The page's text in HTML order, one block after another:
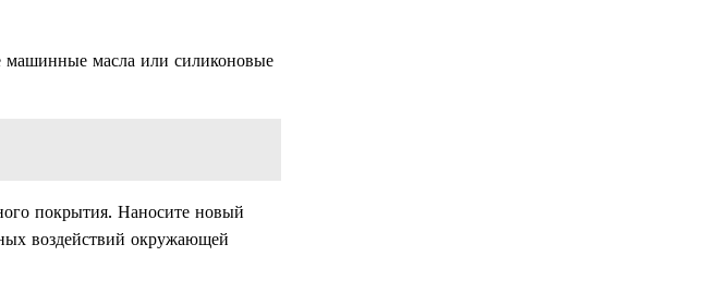
машинные масла или силиконовые
покрытия. Наносите новый
воздействий окружающей